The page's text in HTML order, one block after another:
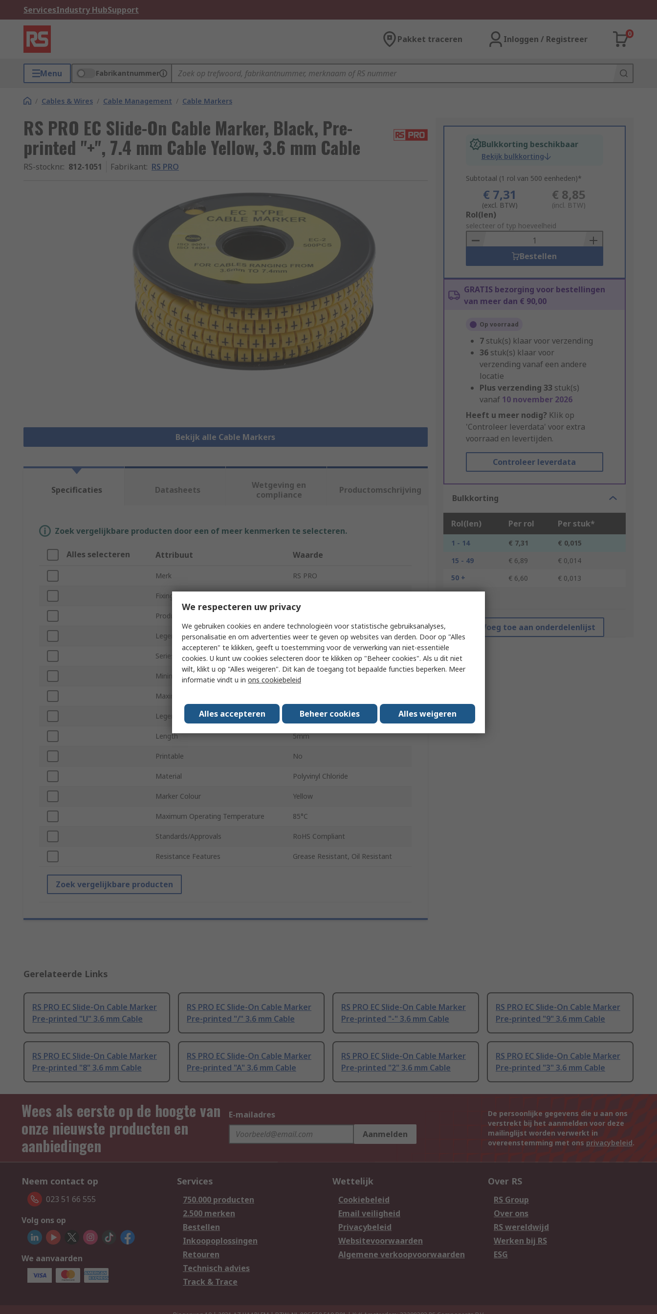
ServicesIndustry HubSupport
Pakket traceren Inloggen / Registreer
0
Menu Fabrikantnummer
/ Cables & Wires / Cable Management / Cable Markers
RS PRO EC Slide-On Cable Marker, Black, Pre-
printed "+", 7.4 mm Cable Yellow, 3.6 mm Cable
RS-stocknr.: 812-1051 Fabrikant: RS PRO
Bekijk alle Cable Markers
Bulkkorting beschikbaar
Bekijk bulkkorting
Subtotaal (1 rol van 500 eenheden)*
€ 7,31
(excl. BTW)
€ 8,85
(incl. BTW)
Add
to
Basket
Rol(len)
selecteer of typ hoeveelheid
Bestellen
GRATIS bezorging voor bestellingen
van meer dan € 90,00
Op voorraad
7 stuk(s) klaar voor verzending
36 stuk(s) klaar voor
verzending vanaf een andere
locatie
Plus verzending 33 stuk(s)
vanaf 10 november 2026
Heeft u meer nodig? Klik op
'Controleer leverdata' voor extra
voorraad en levertijden.
Controleer leverdata
Bulkkorting
Rol(len) Per rol Per stuk*
1 - 14 € 7,31
€ 0,015
15 - 49
€ 6,89
€ 0,014
50 +
€ 6,60 € 0,013
Voeg toe aan onderdelenlijst
Specificaties Datasheets
Wetgeving en
compliance
Productomschrijving
Zoek vergelijkbare producten door een of meer kenmerken te selecteren.
Alles selecteren Attribuut Waarde
Merk RS PRO
Fixing Method
Product Type
Legend +
Series EC
Minimum Cable Diameter 3.6mm
Maximum Cable Diameter
Legend Colour Black
Length 5mm
Printable No
Material Polyvinyl Chloride
Marker Colour Yellow
Maximum Operating Temperature 85°C
Standards/Approvals RoHS Compliant
Resistance Features Grease Resistant, Oil Resistant
Zoek vergelijkbare producten
Gerelateerde Links
RS PRO EC Slide-On Cable Marker
Pre-printed "U" 3.6 mm Cable
RS PRO EC Slide-On Cable Marker
Pre-printed "/" 3.6 mm Cable
RS PRO EC Slide-On Cable Marker
Pre-printed "-" 3.6 mm Cable
RS PRO EC Slide-On Cable Marker
Pre-printed "9" 3.6 mm Cable
RS PRO EC Slide-On Cable Marker
Pre-printed "8" 3.6 mm Cable
RS PRO EC Slide-On Cable Marker
Pre-printed "A" 3.6 mm Cable
RS PRO EC Slide-On Cable Marker
Pre-printed "2" 3.6 mm Cable
RS PRO EC Slide-On Cable Marker
Pre-printed "3" 3.6 mm Cable
Wees als eerste op de hoogte van
onze nieuwste producten en
aanbiedingen
E-mailadres
Aanmelden
De persoonlijke gegevens die u aan ons
verstrekt bij het aanmelden voor deze
mailinglijst worden verwerkt in
overeenstemming met ons privacybeleid.
Neem contact op
023 51 66 555
Volg ons op
We aanvaarden
Services
750.000 producten
2.500 merken
Bestellen
Inkoopoplossingen
Retouren
Technisch advies
Track & Trace
Wettelijk
Cookiebeleid
Email veiligheid
Privacybeleid
Websitevoorwaarden
Algemene verkoopvoorwaarden
Over RS
RS Group
Over ons
RS wereldwijd
Werken bij RS
ESG
We respecteren uw privacy
We gebruiken cookies en andere technologieën voor statistische gebruiksanalyses,
personalisatie en om advertenties weer te geven op websites van derden. Door op "Alles
accepteren" te klikken, geeft u toestemming voor de verwerking van niet-essentiële
cookies. U kunt uw cookies selecteren door te klikken op "Beheer cookies". Als u dit niet
wilt, klikt u op "Alles weigeren". Dit kan de toegang tot bepaalde functies beperken. Meer
informatie vindt u in ons cookiebeleid
Alles accepteren Beheer cookies Alles weigeren